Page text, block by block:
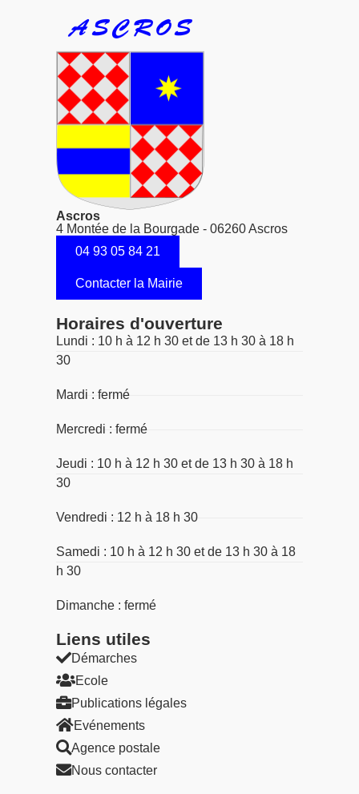
Ascros
4 Montée de la Bourgade - 06260 Ascros
04 93 05 84 21
Contacter la Mairie
Horaires d'ouverture
Lundi : 10 h à 12 h 30 et de 13 h 30 à 18 h
30
Mardi : fermé
Mercredi : fermé
Jeudi : 10 h à 12 h 30 et de 13 h 30 à 18 h
30
Vendredi : 12 h à 18 h 30
Samedi : 10 h à 12 h 30 et de 13 h 30 à 18
h 30
Dimanche : fermé
Liens utiles​
Démarches
Ecole
Publications légales
Evénements
Agence postale
Nous contacter